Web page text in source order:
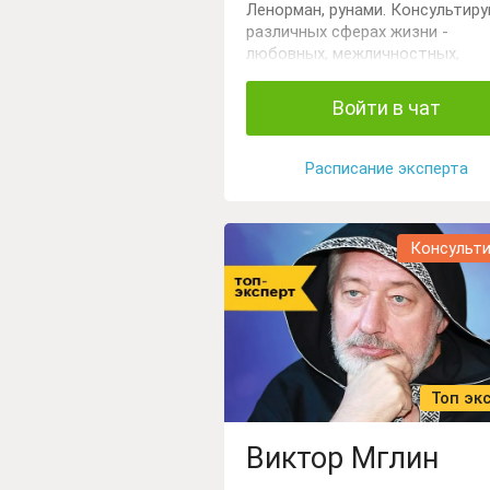
Ленорман, рунами.
различных сферах жизни -
любовных, межличностных,
отношениях, помогаю
с выбором. Провожу
ситуации, снятие негатива,
установка защиты.
Войти в чат
Расписание эксперта
Топ
Виктор Мглин